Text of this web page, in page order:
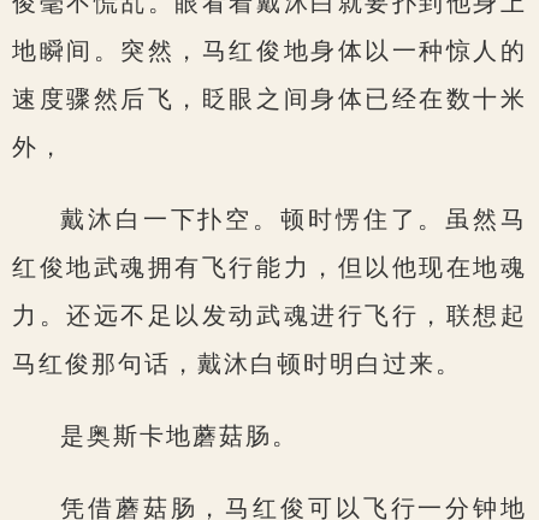
地瞬间。突然，马红俊地身体以一种惊人的
速度骤然后飞，眨眼之间身体已经在数十米
外，
戴沐白一下扑空。顿时愣住了。虽然马
红俊地武魂拥有飞行能力，但以他现在地魂
力。还远不足以发动武魂进行飞行，联想起
马红俊那句话，戴沐白顿时明白过来。
是奥斯卡地蘑菇肠。
凭借蘑菇肠，马红俊可以飞行一分钟地